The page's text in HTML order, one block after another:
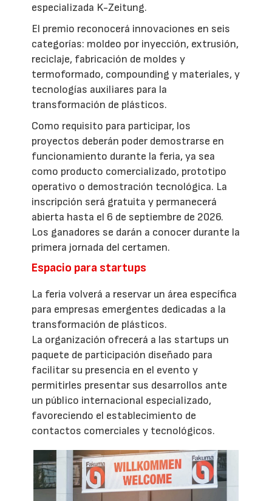
especializada K-Zeitung.
El premio reconocerá innovaciones en seis
categorías: moldeo por inyección, extrusión,
reciclaje, fabricación de moldes y
termoformado, compounding y materiales, y
tecnologías auxiliares para la
transformación de plásticos.
Como requisito para participar, los
proyectos deberán poder demostrarse en
funcionamiento durante la feria, ya sea
como producto comercializado, prototipo
operativo o demostración tecnológica. La
inscripción será gratuita y permanecerá
abierta hasta el 6 de septiembre de 2026.
Los ganadores se darán a conocer durante la
primera jornada del certamen.
Espacio para startups
La feria volverá a reservar un área específica
para empresas emergentes dedicadas a la
transformación de plásticos.
La organización ofrecerá a las startups un
paquete de participación diseñado para
facilitar su presencia en el evento y
permitirles presentar sus desarrollos ante
un público internacional especializado,
favoreciendo el establecimiento de
contactos comerciales y tecnológicos.